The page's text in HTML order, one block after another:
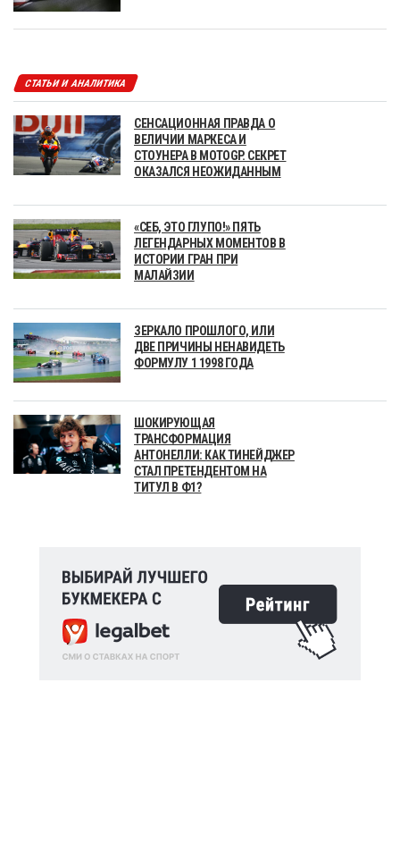
СТАТЬИ И АНАЛИТИКА
СЕНСАЦИОННАЯ ПРАВДА О
ВЕЛИЧИИ МАРКЕСА И
СТОУНЕРА В MOTOGP. СЕКРЕТ
ОКАЗАЛСЯ НЕОЖИДАННЫМ
«СЕБ, ЭТО ГЛУПО!» ПЯТЬ
ЛЕГЕНДАРНЫХ МОМЕНТОВ В
ИСТОРИИ ГРАН ПРИ
МАЛАЙЗИИ
ЗЕРКАЛО ПРОШЛОГО, ИЛИ
ДВЕ ПРИЧИНЫ НЕНАВИДЕТЬ
ФОРМУЛУ 1 1998 ГОДА
ШОКИРУЮЩАЯ
ТРАНСФОРМАЦИЯ
АНТОНЕЛЛИ: КАК ТИНЕЙДЖЕР
СТАЛ ПРЕТЕНДЕНТОМ НА
ТИТУЛ В Ф1?